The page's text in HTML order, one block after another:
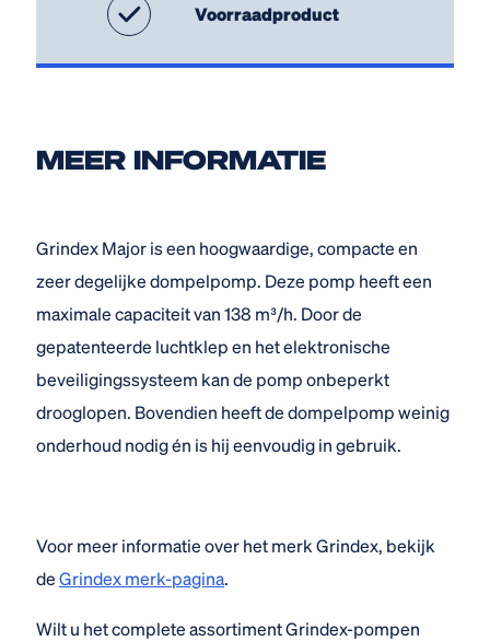
Voorraadproduct
MEER INFORMATIE
Grindex Major is een hoogwaardige, compacte en
zeer degelijke dompelpomp. Deze pomp heeft een
maximale capaciteit van 138 m³/h. Door de
gepatenteerde luchtklep en het elektronische
beveiligingssysteem kan de pomp onbeperkt
drooglopen. Bovendien heeft de dompelpomp weinig
onderhoud nodig én is hij eenvoudig in gebruik.
Voor meer informatie over het merk Grindex, bekijk
deGrindex merk-pagina.
Wilt u het complete assortiment Grindex-pompen